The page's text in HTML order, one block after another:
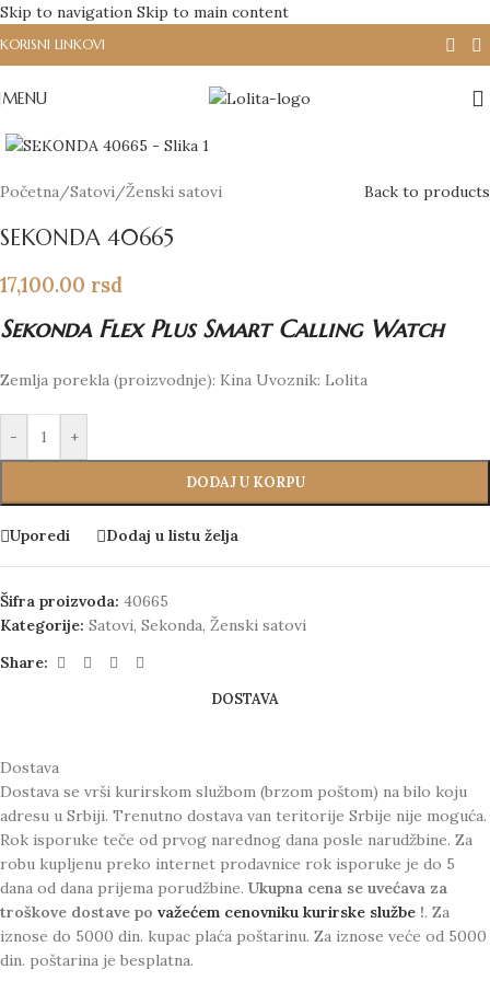
Skip to navigation Skip to main content
KORISNI LINKOVI
MENU
Početna /Satovi /Ženski satovi Back to products
SEKONDA 40665
17,100.00 rsd
Sekonda Flex Plus Smart Calling Watch
Zemlja porekla (proizvodnje): Kina Uvoznik: Lolita
- +
DODAJ U KORPU
Uporedi Dodaj u listu želja
Šifra proizvoda: 40665
Kategorije: Satovi, Sekonda, Ženski satovi
Share:
DOSTAVA
Dostava
Dostava se vrši kurirskom službom (brzom poštom) na bilo koju
adresu u Srbiji. Trenutno dostava van teritorije Srbije nije moguća.
Rok isporuke teče od prvog narednog dana posle narudžbine. Za
robu kupljenu preko internet prodavnice rok isporuke je do 5
dana od dana prijema porudžbine. Ukupna cena se uvećava za
troškove dostave po važećem cenovniku kurirske službe !. Za
iznose do 5000 din. kupac plaća poštarinu. Za iznose veće od 5000
din. poštarina je besplatna.